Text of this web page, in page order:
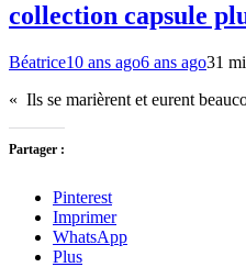
collection capsule
Béatrice10 ans ago6 ans ago31
« Ils se marièrent et eurent
Partager :
Pinterest
Imprimer
WhatsApp
Plus